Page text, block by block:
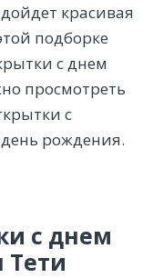
красивая
подборке
с днем
просмотреть
с
рождения.
с днем
Тети